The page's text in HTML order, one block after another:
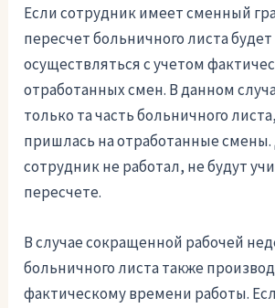
Если сотрудник имеет сменный
пересчет больничного листа будет
осуществляться с учетом
отработанных смен. В данном
только та часть больничного
пришлась на отработанные смены.
сотрудник не работал, не будут
пересчете.
В случае сокращенной рабочей
больничного листа также
фактическому времени работы.